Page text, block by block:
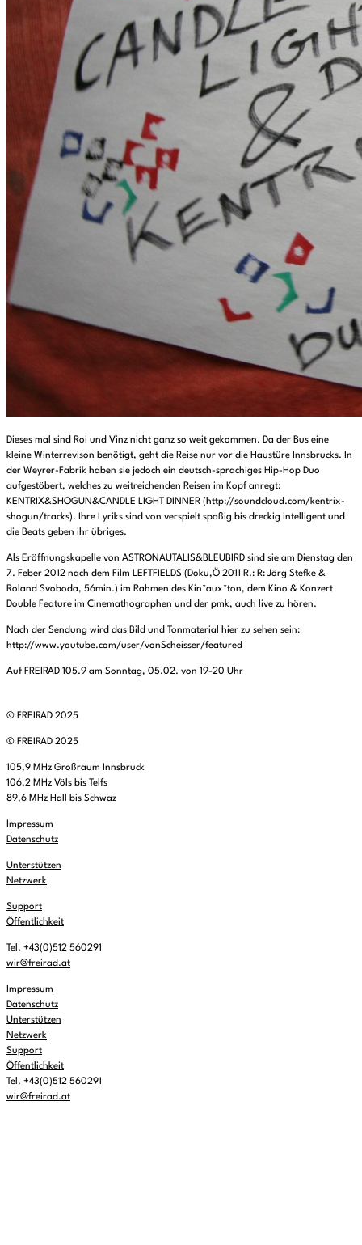
Dieses mal sind Roi und Vinz nicht ganz so weit gekommen. Da der Bus eine
kleine Winterrevison benötigt, geht die Reise nur vor die Haustüre Innsbrucks. In
der Weyrer-Fabrik haben sie jedoch ein deutsch-sprachiges Hip-Hop Duo
aufgestöbert, welches zu weitreichenden Reisen im Kopf anregt:
KENTRIX&SHOGUN&CANDLE LIGHT DINNER (http://soundcloud.com/kentrix-
shogun/tracks). Ihre Lyriks sind von verspielt spaßig bis dreckig intelligent und
die Beats geben ihr übriges.
Als Eröffnungskapelle von ASTRONAUTALIS&BLEUBIRD sind sie am Dienstag den
7. Feber 2012 nach dem Film LEFTFIELDS (Doku,Ö 2011 R.: R: Jörg Stefke &
Roland Svoboda, 56min.) im Rahmen des Kin*aux*ton, dem Kino & Konzert
Double Feature im Cinemathographen und der pmk, auch live zu hören.
Nach der Sendung wird das Bild und Tonmaterial hier zu sehen sein:
http://www.youtube.com/user/vonScheisser/featured
Auf FREIRAD 105.9 am Sonntag, 05.02. von 19-20 Uhr
© FREIRAD 2025
© FREIRAD 2025
105,9 MHz Großraum Innsbruck
106,2 MHz Völs bis Telfs
89,6 MHz Hall bis Schwaz
Impressum
Datenschutz
Unterstützen
Netzwerk
Support
Öffentlichkeit
Tel. +43(0)512 560291
wir@freirad.at
Impressum
Datenschutz
Unterstützen
Netzwerk
Support
Öffentlichkeit
Tel. +43(0)512 560291
wir@freirad.at